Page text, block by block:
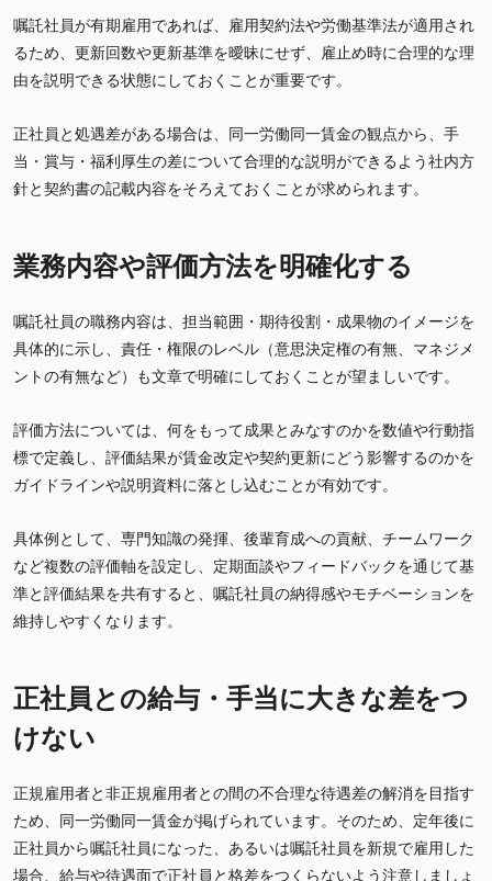
嘱託社員が有期雇用であれば、雇用契約法や労働基準法が適用され
るため、更新回数や更新基準を曖昧にせず、雇止め時に合理的な理
由を説明できる状態にしておくことが重要です。
正社員と処遇差がある場合は、同一労働同一賃金の観点から、手
当・賞与・福利厚生の差について合理的な説明ができるよう社内方
針と契約書の記載内容をそろえておくことが求められます。
業務内容や評価方法を明確化する
嘱託社員の職務内容は、担当範囲・期待役割・成果物のイメージを
具体的に示し、責任・権限のレベル（意思決定権の有無、マネジメ
ントの有無など）も文章で明確にしておくことが望ましいです。
評価方法については、何をもって成果とみなすのかを数値や行動指
標で定義し、評価結果が賃金改定や契約更新にどう影響するのかを
ガイドラインや説明資料に落とし込むことが有効です。
具体例として、専門知識の発揮、後輩育成への貢献、チームワーク
など複数の評価軸を設定し、定期面談やフィードバックを通じて基
準と評価結果を共有すると、嘱託社員の納得感やモチベーションを
維持しやすくなります。
正社員との給与・手当に大きな差をつ
けない
正規雇用者と非正規雇用者との間の不合理な待遇差の解消を目指す
ため、同一労働同一賃金が掲げられています。そのため、定年後に
正社員から嘱託社員になった、あるいは嘱託社員を新規で雇用した
場合、給与や待遇面で正社員と格差をつくらないよう注意しましょ